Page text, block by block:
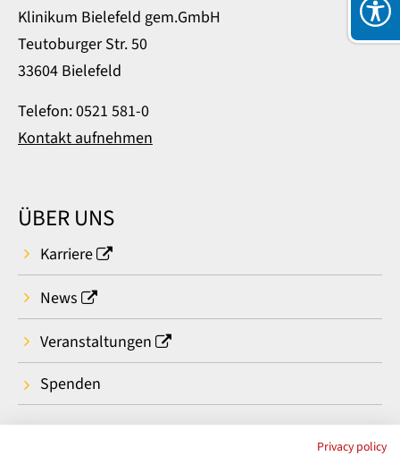
Klinikum Bielefeld gem.GmbH
Teutoburger Str. 50
33604 Bielefeld
Telefon: 0521 581-0
Kontakt aufnehmen
ÜBER UNS
Karriere
News
Veranstaltungen
Spenden
Privacy policy